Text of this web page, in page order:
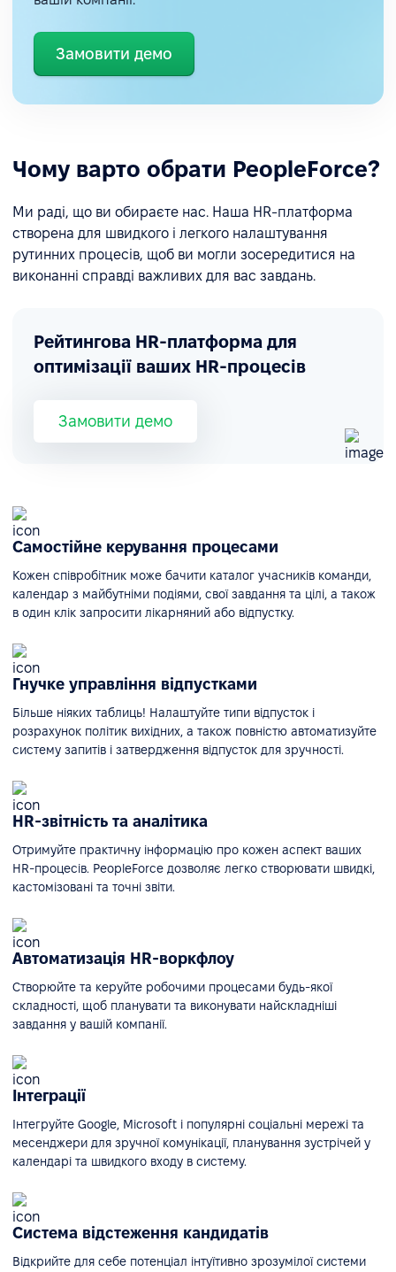
Замовити демо
Чому варто обрати PeopleForce?
Ми раді, що ви обираєте нас. Наша HR-платформа
створена для швидкого і легкого налаштування
рутинних процесів, щоб ви могли зосередитися на
виконанні справді важливих для вас завдань.
Рейтингова HR-платформа для
оптимізації ваших HR-процесів
Замовити демо
Самостійне керування процесами
Кожен співробітник може бачити каталог учасників команди,
календар з майбутніми подіями, свої завдання та цілі, а також
в один клік запросити лікарняний або відпустку.
Гнучке управління відпустками
Більше ніяких таблиць! Налаштуйте типи відпусток і
розрахунок політик вихідних, а також повністю автоматизуйте
систему запитів і затвердження відпусток для зручності.
HR-звітність та аналітика
Отримуйте практичну інформацію про кожен аспект ваших
HR-процесів. PeopleForce дозволяє легко створювати швидкі,
кастомізовані та точні звіти.
Автоматизація HR-воркфлоу
Створюйте та керуйте робочими процесами будь-якої
складності, щоб планувати та виконувати найскладніші
завдання у вашій компанії.
Інтеграції
Інтегруйте Google, Microsoft і популярні соціальні мережі та
месенджери для зручної комунікації, планування зустрічей у
календарі та швидкого входу в систему.
Система відстеження кандидатів
Відкрийте для себе потенціал інтуїтивно зрозумілої системи